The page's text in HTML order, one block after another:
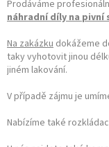
Prodáváme
náhradní díly na pivní
Na zakázku dokážeme
taky vyhotovit jinou
jiném lakování.
V případě zájmu je
Nabízíme také